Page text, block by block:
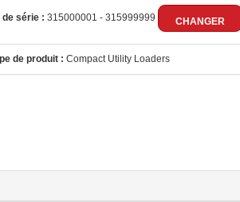
de série : 315000001 - 315999999 CHANGER
de produit : Compact Utility Loaders